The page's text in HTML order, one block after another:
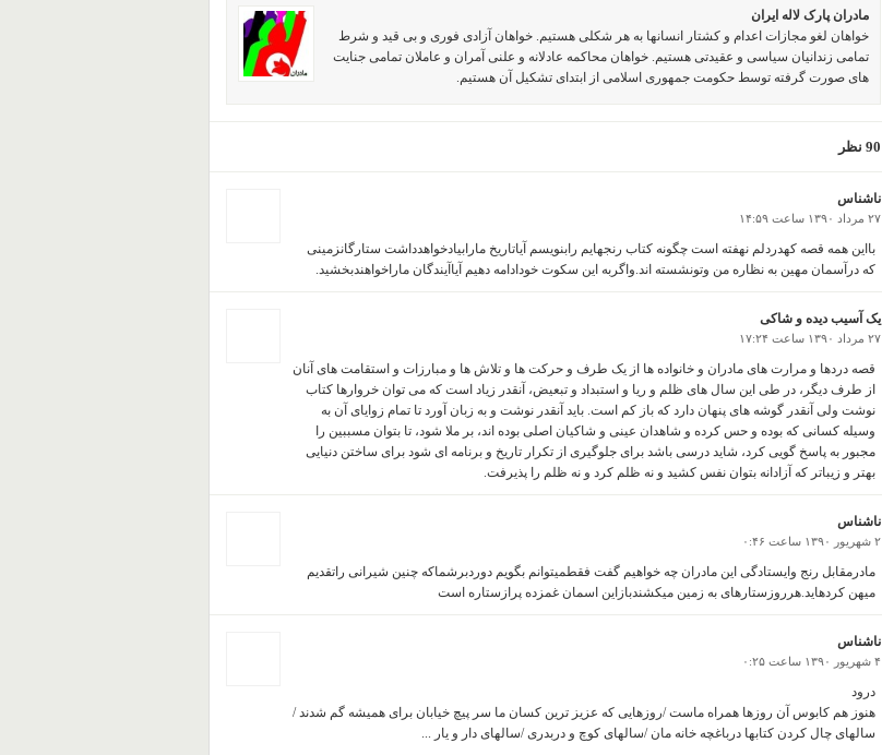
مادران پارک لاله ایران
خواهان لغو مجازات اعدام و کشتار انسانها به هر شکلی هستیم. خواهان آزادی فوری و بی قید و شرط
تمامی زندانیان سیاسی و عقیدتی هستیم. خواهان محاکمه عادلانه و علنی آمران و عاملان تمامی جنایت
های صورت گرفته توسط حکومت جمهوری اسلامی از ابتدای تشکیل آن هستیم.
90 نظر
ناشناس
۲۷ مرداد ۱۳۹۰ ساعت ۱۴:۵۹
بااین همه قصه کهدردلم نهفته است چگونه کتاب رنجهایم رابنویسم آیاتاریخ مارابیادخواهدداشت ستارگانزمینی
که درآسمان مهین به نظاره من وتونشسته اند.واگربه این سکوت خودادامه دهیم آیاآیندگان ماراخواهندبخشید.
یک آسیب دیده و شاکی
۲۷ مرداد ۱۳۹۰ ساعت ۱۷:۲۴
قصه دردها و مرارت های مادران و خانواده ها از یک طرف و حرکت ها و تلاش ها و مبارزات و استقامت های آنان
از طرف دیگر، در طی این سال های ظلم و ریا و استبداد و تبعیض، آنقدر زیاد است که می توان خروارها کتاب
نوشت ولی آنقدر گوشه های پنهان دارد که باز کم است. باید آنقدر نوشت و به زبان آورد تا تمام زوایای آن به
وسیله کسانی که بوده و حس کرده و شاهدان عینی و شاکیان اصلی بوده اند، بر ملا شود، تا بتوان مسببین را
مجبور به پاسخ گویی کرد، شاید درسی باشد برای جلوگیری از تکرار تاریخ و برنامه ای شود برای ساختن دنیایی
بهتر و زیباتر که آزادانه بتوان نفس کشید و نه ظلم کرد و نه ظلم را پذیرفت.
ناشناس
۲ شهریور ۱۳۹۰ ساعت ۰:۴۶
مادرمقابل رنج وایستادگی این مادران چه خواهیم گفت فقطمیتوانم بگویم دوردبرشماکه چنین شیرانی راتقدیم
میهن کردهاید.هرروزستارهای به زمین میکشندبازاین اسمان غمزده پرازستاره است
ناشناس
۴ شهریور ۱۳۹۰ ساعت ۰:۲۵
درود
هنوز هم کابوس آن روزها همراه ماست /روزهایی که عزیز ترین کسان ما سر پیچ خیابان برای همیشه گم شدند /
سالهای چال کردن کتابها درباغچه خانه مان /سالهای کوچ و دربدری /سالهای دار و یار ...